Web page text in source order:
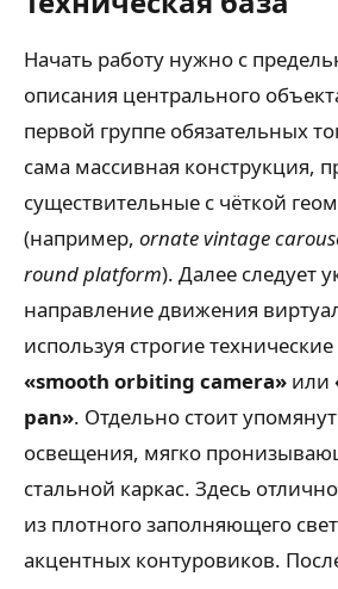
Начать работу нужно с
описания центрального
первой группе обязательных
сама массивная конструкция,
существительные с чёткой
(например, ornate vintage
round platform). Далее следует
направление движения
используя строгие
«smooth orbiting camera» или
pan». Отдельно стоит
освещения, мягко
стальной каркас. Здесь
из плотного заполняющего
акцентных контуровиков.